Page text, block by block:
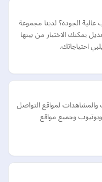
الجودة؟ لدينا مجموعة
يمكنك الاختيار من بينها
احتياجاتك.
والمشاهدات لمواقع التواصل
وجميع مواقع